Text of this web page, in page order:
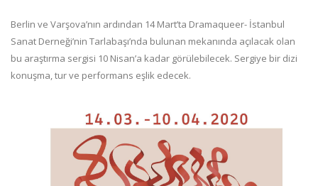
Berlin ve Varşova’nın ardından 14 Mart’ta Dramaqueer- İstanbul
Sanat Derneği’nin Tarlabaşı’nda bulunan mekanında açılacak olan
bu araştırma sergisi 10 Nisan’a kadar görülebilecek. Sergiye bir dizi
konuşma, tur ve performans eşlik edecek.